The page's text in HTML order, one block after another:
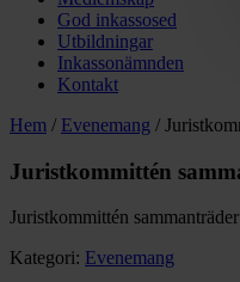
God inkassosed
Utbildningar
Inkassonämnden
Kontakt
Hem / Evenemang /
Juristkommittén
Juristkommittén
Kategori: Evenemang